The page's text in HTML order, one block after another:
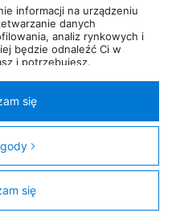
od229,99 zł
7,9 km
informacji na urządzeniu
danych
analiz rynkowych i
będzie odnaleźć Ci w
i potrzebujesz.
partnerzy (129 partnerów)
przetwarzanie danych
spersonalizowanych treści i
poprawy
z naszych stron.
cele (wg standardu i
Partnerów IAB: 1)
się
się